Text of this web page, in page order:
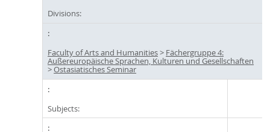
Divisions:
Faculty of Arts and Humanities> Fächergruppe 4:
Außereuropäische Sprachen, Kulturen und Gesellschaften
>Ostasiatisches Seminar
Subjects: